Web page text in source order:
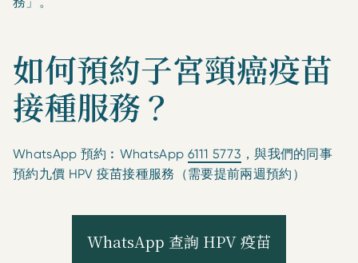
如何預約子宮頸癌疫苗
接種服務？
WhatsApp 預約︰WhatsApp 6111 5773 ，與我們的同事
預約九價 HPV 疫苗接種服務（需要提前兩週預約）